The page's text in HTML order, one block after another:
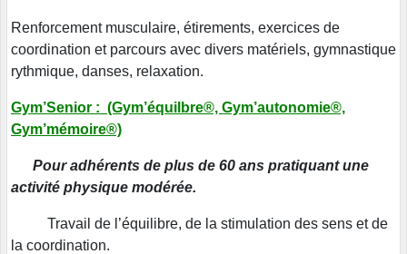
Renforcement musculaire, étirements, exercices de
coordination et parcours avec divers matériels, gymnastique
rythmique, danses, relaxation.
Gym’Senior : (Gym’équilbre®, Gym’autonomie®,
Gym’mémoire®)
Pour adhérents de plus de 60 ans pratiquant une
activité physique modérée.
Travail de l’équilibre, de la stimulation des sens et de
la coordination.